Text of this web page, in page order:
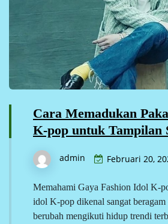
Cara Memadukan
K-pop untuk Tampilan
admin Februari 20,
Memahami Gaya Fashion Idol K-
idol K-pop dikenal sangat beragam
berubah mengikuti hidup trendi